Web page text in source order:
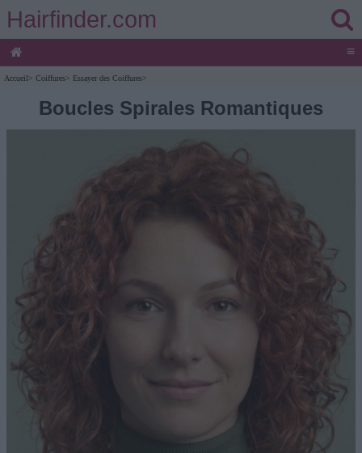
Hairfinder.com
≡
Accueil> Coiffures> Essayer des Coiffures>
Boucles Spirales Romantiques